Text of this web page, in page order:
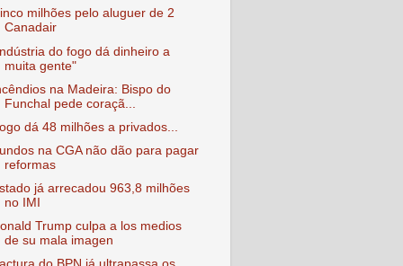
milhões pelo aluguer de 2
Canadair
do fogo dá dinheiro a
muita gente"
na Madeira: Bispo do
Funchal pede coraçã...
dá 48 milhões a privados...
na CGA não dão para pagar
reformas
já arrecadou 963,8 milhões
no IMI
Trump culpa a los medios
de su mala imagen